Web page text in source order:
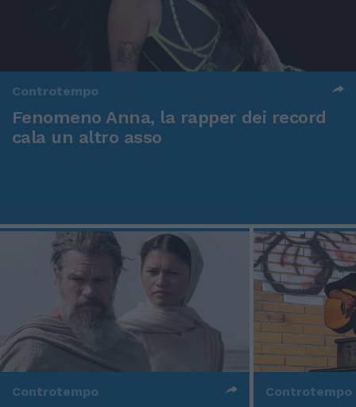
Controtempo
Fenomeno Anna, la rapper dei record
cala un altro asso
Controtempo Controtempo